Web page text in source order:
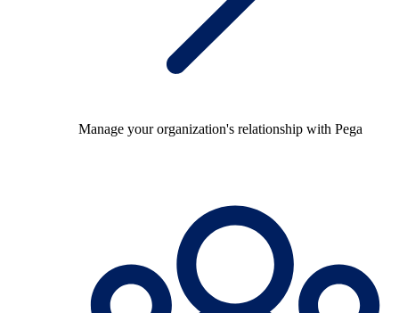
Manage your organization's relationship with Pega